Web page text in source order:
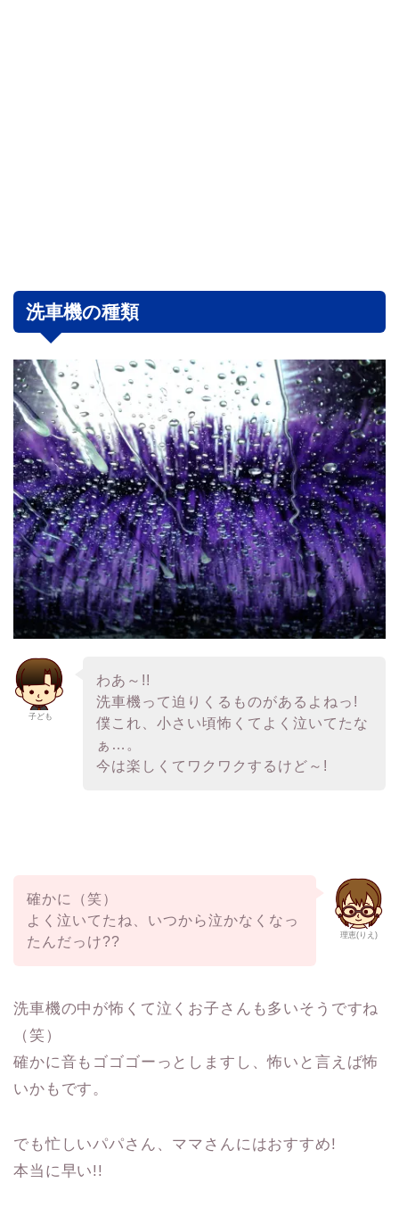
洗車機の種類
子ども
わあ～!!
洗車機って迫りくるものがあるよねっ!
僕これ、小さい頃怖くてよく泣いてたな
ぁ…。
今は楽しくてワクワクするけど～!
理恵(りえ)
確かに（笑）
よく泣いてたね、いつから泣かなくなっ
たんだっけ??
洗車機の中が怖くて泣くお子さんも多いそうですね
（笑）
確かに音もゴゴゴーっとしますし、怖いと言えば怖
いかもです。
でも忙しいパパさん、ママさんにはおすすめ!
本当に早い!!